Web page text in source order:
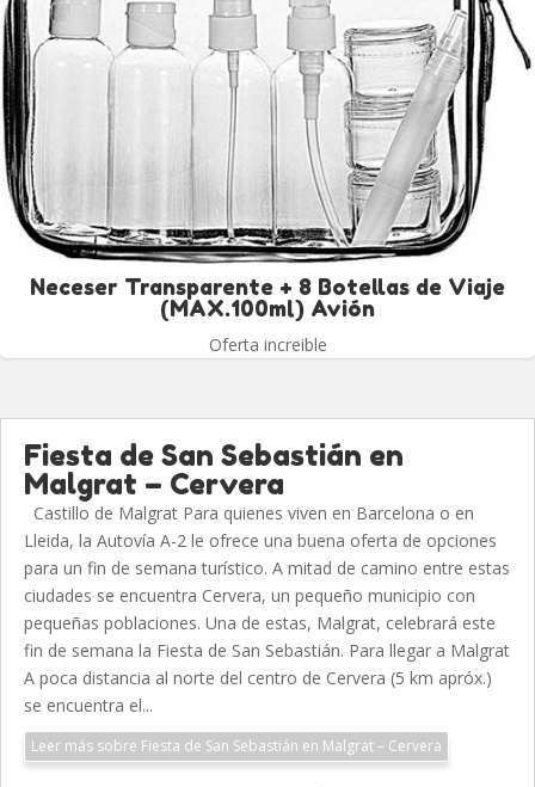
Neceser Transparente + 8 Botellas de Viaje
(MAX.100ml) Avión
Oferta increible
Fiesta de San Sebastián en
Malgrat – Cervera
Castillo de Malgrat Para quienes viven en Barcelona o en
Lleida, la Autovía A-2 le ofrece una buena oferta de opciones
para un fin de semana turístico. A mitad de camino entre estas
ciudades se encuentra Cervera, un pequeño municipio con
pequeñas poblaciones. Una de estas, Malgrat, celebrará este
fin de semana la Fiesta de San Sebastián. Para llegar a Malgrat
A poca distancia al norte del centro de Cervera (5 km apróx.)
se encuentra el...
Leer más sobre Fiesta de San Sebastián en Malgrat – Cervera